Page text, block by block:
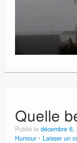
Quelle
Publié le décembre 6,
Humour
Laisser un